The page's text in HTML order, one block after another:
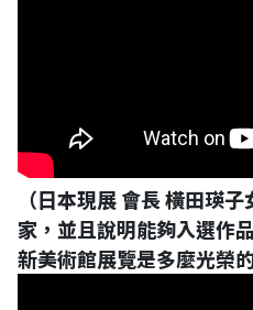
（日本現展 會長 橫田瑛
家，並且說明能夠入選作
新美術館展覽是多麼光榮的